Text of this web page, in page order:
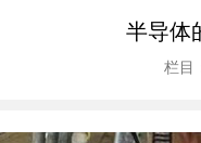
半导体
栏目